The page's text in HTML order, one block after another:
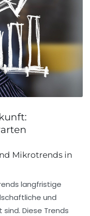
Mikrotrends in
langfristige
und
Diese Trends